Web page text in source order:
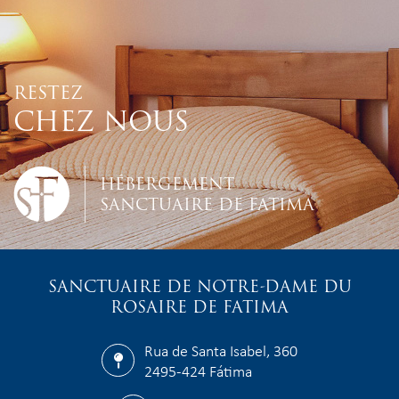
RESTEZ
CHEZ NOUS
HÉBERGEMENT
SANCTUAIRE DE FATIMA
SANCTUAIRE DE NOTRE-DAME DU
ROSAIRE DE FATIMA
Rua de Santa Isabel, 360
2495-424 Fátima